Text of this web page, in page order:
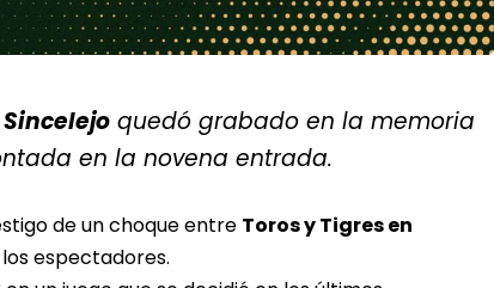
Sincelejo quedó grabado en la memoria
en la novena entrada.
de un choque entre Toros y Tigres en
espectadores.